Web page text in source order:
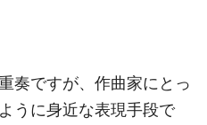
奏ですが、作曲家にとっ
うに身近な表現手段で